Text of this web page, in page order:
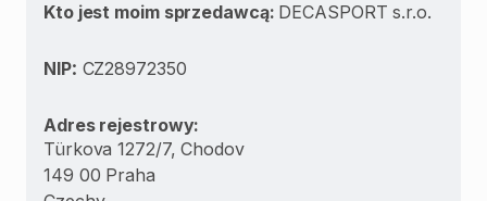
Kto jest moim sprzedawcą: DECASPORT s.r.o.
NIP: CZ28972350
Adres rejestrowy:
Türkova 1272/7, Chodov
149 00 Praha